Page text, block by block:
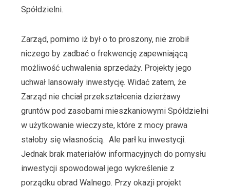
Spółdzielni.
Zarząd, pomimo iż był o to proszony, nie zrobił
niczego by zadbać o frekwencję zapewniającą
możliwość uchwalenia sprzedaży. Projekty jego
uchwał lansowały inwestycję. Widać zatem, że
Zarząd nie chciał przekształcenia dzierżawy
gruntów pod zasobami mieszkaniowymi Spółdzielni
w użytkowanie wieczyste, które z mocy prawa
stałoby się własnością. Ale parł ku inwestycji.
Jednak brak materiałów informacyjnych do pomysłu
inwestycji spowodował jego wykreślenie z
porządku obrad Walnego. Przy okazji projekt